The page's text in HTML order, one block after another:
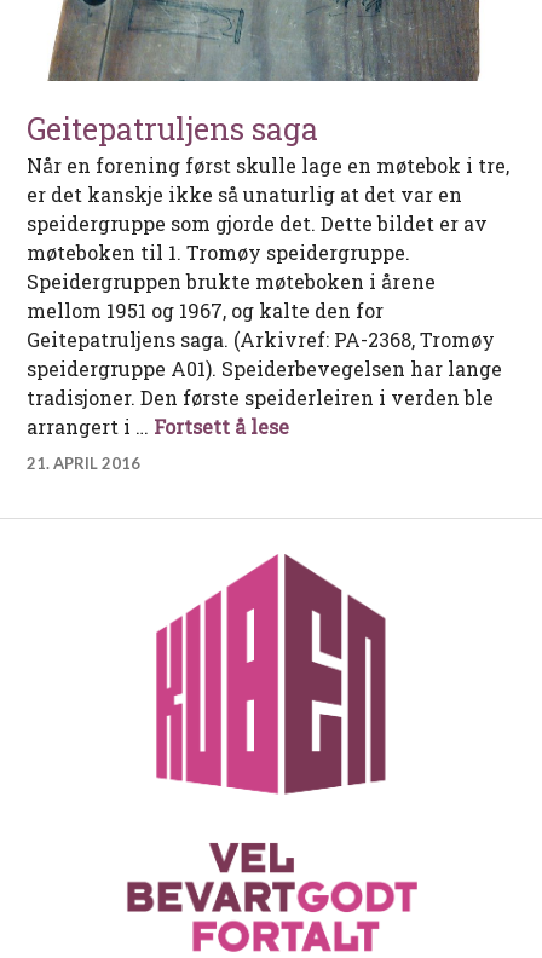
Geitepatruljens saga
Når en forening først skulle lage en møtebok i tre,
er det kanskje ikke så unaturlig at det var en
speidergruppe som gjorde det. Dette bildet er av
møteboken til 1. Tromøy speidergruppe.
Speidergruppen brukte møteboken i årene
mellom 1951 og 1967, og kalte den for
Geitepatruljens saga. (Arkivref: PA-2368, Tromøy
speidergruppe A01). Speiderbevegelsen har lange
tradisjoner. Den første speiderleiren i verden ble
arrangert i … Fortsett å leseGeitepatruljens saga
21. APRIL 2016